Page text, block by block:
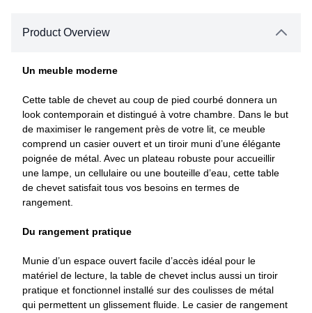
Product Overview
Un meuble moderne
Cette table de chevet au coup de pied courbé donnera un
look contemporain et distingué à votre chambre. Dans le but
de maximiser le rangement près de votre lit, ce meuble
comprend un casier ouvert et un tiroir muni d’une élégante
poignée de métal. Avec un plateau robuste pour accueillir
une lampe, un cellulaire ou une bouteille d’eau, cette table
de chevet satisfait tous vos besoins en termes de
rangement.
Du rangement pratique
Munie d’un espace ouvert facile d’accès idéal pour le
matériel de lecture, la table de chevet inclus aussi un tiroir
pratique et fonctionnel installé sur des coulisses de métal
qui permettent un glissement fluide. Le casier de rangement